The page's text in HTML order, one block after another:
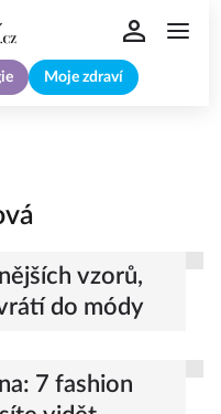
Moje zdraví
vzorů,
do módy
7 fashion